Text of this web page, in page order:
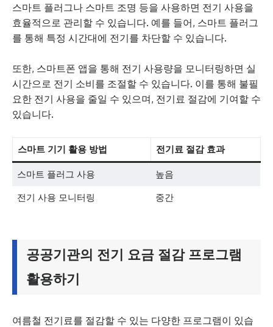
스마트 플러그나 스마트 조명 등을 사용하면 전기 사용을
효율적으로 관리할 수 있습니다. 예를 들어, 스마트 플러그
를 통해 특정 시간대에 전기를 차단할 수 있습니다.
또한, 스마트폰 앱을 통해 전기 사용량을 모니터링하면 실
시간으로 전기 소비를 조절할 수 있습니다. 이를 통해 불필
요한 전기 사용을 줄일 수 있으며, 전기료 절감에 기여할 수
있습니다.
스마트 기기 활용 방법 전기료 절감 효과
스마트 플러그 사용 높음
전기 사용 모니터링 중간
공공기관의 전기 요금 절감 프로그램
활용하기
여름철 전기료를 절감할 수 있는 다양한 프로그램이 있습